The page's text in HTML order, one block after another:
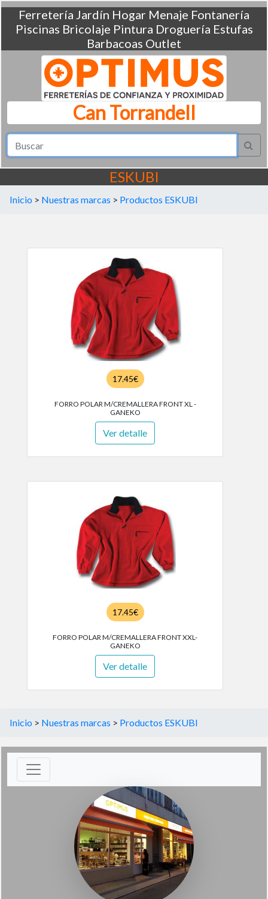
Ferretería Jardín Hogar Menaje Fontanería
Piscinas Bricolaje Pintura Droguería Estufas
Barbacoas Outlet
Can Torrandell
ESKUBI
Inicio > Nuestras marcas > Productos ESKUBI
17.45€
FORRO POLAR M/CREMALLERA FRONT XL -
GANEKO
Ver detalle
17.45€
FORRO POLAR M/CREMALLERA FRONT XXL-
GANEKO
Ver detalle
Inicio > Nuestras marcas > Productos ESKUBI